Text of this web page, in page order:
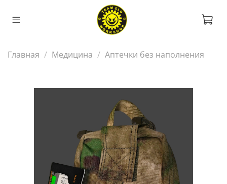
Главная Медицина Аптечки без наполнения